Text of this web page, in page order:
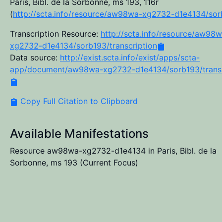
Paris, Bibl. de la Sorbonne, ms 193, 116r
(http://scta.info/resource/aw98wa-xg2732-d1e4134/
Transcription Resource: http://scta.info/resource/
xg2732-d1e4134/sorb193/transcription
Data source: http://exist.scta.info/exist/apps/scta-
app/document/aw98wa-xg2732-d1e4134/sorb193/
Copy Full Citation to Clipboard
Available Manifestations
Resource aw98wa-xg2732-d1e4134 in Paris, Bibl. de la
Sorbonne, ms 193 (Current Focus)